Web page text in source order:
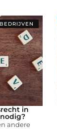
BEDRIJVEN
in
andere